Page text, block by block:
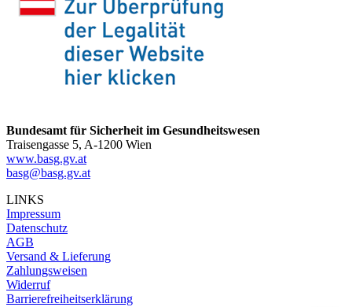
Bundesamt für Sicherheit im Gesundheitswesen
Traisengasse 5, A-1200 Wien
www.basg.gv.at
basg@basg.gv.at
LINKS
Impressum
Datenschutz
AGB
Versand & Lieferung
Zahlungsweisen
Widerruf
Barrierefreiheitserklärung